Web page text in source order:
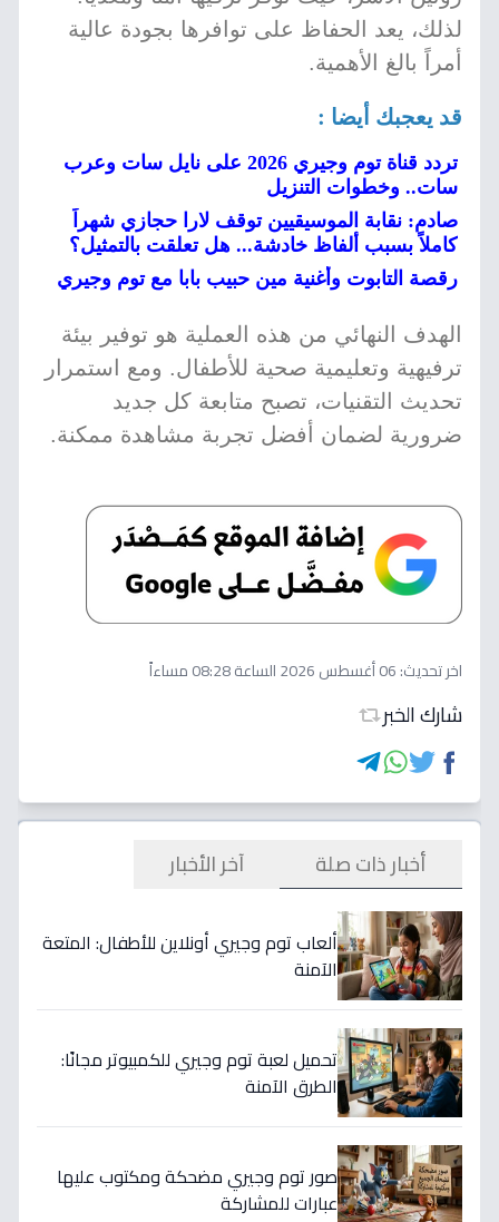
لذلك، يعد الحفاظ على توافرها بجودة عالية
أمراً بالغ الأهمية.
قد يعجبك أيضا :
تردد قناة توم وجيري 2026 على نايل سات وعرب
سات.. وخطوات التنزيل
صادم: نقابة الموسيقيين توقف لارا حجازي شهراً
كاملاً بسبب ألفاظ خادشة... هل تعلقت بالتمثيل؟
رقصة التابوت وأغنية مين حبيب بابا مع توم وجيري
الهدف النهائي من هذه العملية هو توفير بيئة
ترفيهية وتعليمية صحية للأطفال. ومع استمرار
تحديث التقنيات، تصبح متابعة كل جديد
ضرورية لضمان أفضل تجربة مشاهدة ممكنة.
اخر تحديث:06 أغسطس 2026 الساعة 08:28 مساءاً
شارك الخبر
أخبار ذات صلة آخر الأخبار
ألعاب توم وجيري أونلاين للأطفال: المتعة
الآمنة
تحميل لعبة توم وجيري للكمبيوتر مجانًا:
الطرق الآمنة
صور توم وجيري مضحكة ومكتوب عليها
عبارات للمشاركة